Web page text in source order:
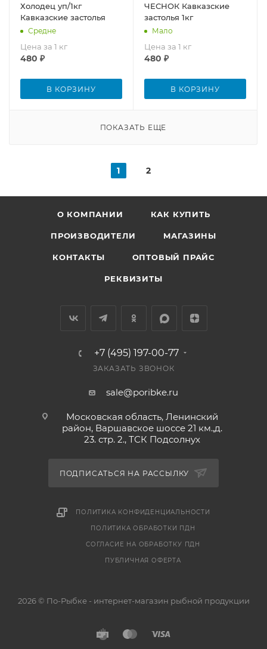
Холодец уп/1кг
Кавказские застолья
Средне
Цена за 1 кг
480 ₽
В КОРЗИНУ
ЧЕСНОК Кавказские
застолья 1кг
Мало
Цена за 1 кг
480 ₽
В КОРЗИНУ
ПОКАЗАТЬ ЕЩЕ
1 2
О КОМПАНИИ КАК КУПИТЬ
ПРОИЗВОДИТЕЛИ МАГАЗИНЫ
КОНТАКТЫ ОПТОВЫЙ ПРАЙС
РЕКВИЗИТЫ
+7 (495) 197-00-77
ЗАКАЗАТЬ ЗВОНОК
sale@poribke.ru
Московская область, Ленинский
район, Варшавское шоссе 21 км.,д.
23. стр. 2., ТСК Подсолнух
ПОДПИСАТЬСЯ НА РАССЫЛКУ
ПОЛИТИКА КОНФИДЕНЦИАЛЬНОСТИ
ПОЛИТИКА ОБРАБОТКИ ПДН
СОГЛАСИЕ НА ОБРАБОТКУ ПДН
ПУБЛИЧНАЯ ОФЕРТА
2026 © По-Рыбке - интернет-магазин рыбной продукции